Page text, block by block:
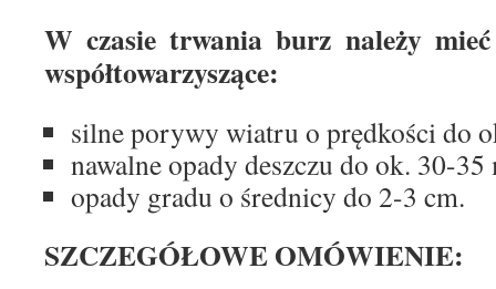
W czasie trwania burz należy
współtowarzyszące:
silne porywy wiatru o prędkości do
nawalne opady deszczu do ok. 30-35
opady gradu o średnicy do 2-3 cm.
SZCZEGÓŁOWE OMÓWIENIE: